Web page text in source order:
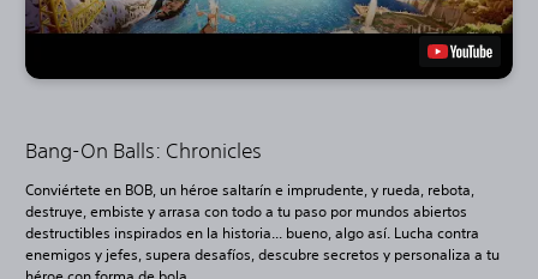
Bang-On Balls: Chronicles
Conviértete en BOB, un héroe saltarín e imprudente, y rueda, rebota,
destruye, embiste y arrasa con todo a tu paso por mundos abiertos
destructibles inspirados en la historia... bueno, algo así. Lucha contra
enemigos y jefes, supera desafíos, descubre secretos y personaliza a tu